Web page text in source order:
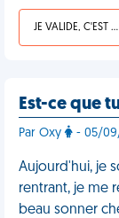
JE VALIDE, C'EST UNE VDM
Est-ce que
Par Oxy - 05/
Aujourd'hui, je
rentrant, je me
beau sonner